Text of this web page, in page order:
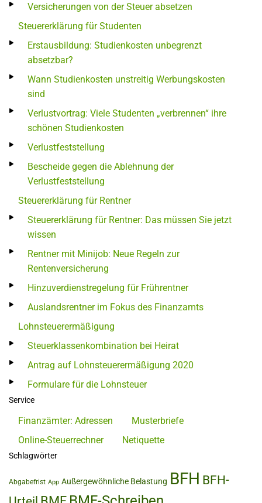
Versicherungen von der Steuer absetzen
Steuererklärung für Studenten
Erstausbildung: Studienkosten unbegrenzt
absetzbar?
Wann Studienkosten unstreitig Werbungskosten
sind
Verlustvortrag: Viele Studenten „verbrennen“ ihre
schönen Studienkosten
Verlustfeststellung
Bescheide gegen die Ablehnung der
Verlustfeststellung
Steuererklärung für Rentner
Steuererklärung für Rentner: Das müssen Sie jetzt
wissen
Rentner mit Minijob: Neue Regeln zur
Rentenversicherung
Hinzuverdienstregelung für Frührentner
Auslandsrentner im Fokus des Finanzamts
Lohnsteuerermäßigung
Steuerklassenkombination bei Heirat
Antrag auf Lohnsteuerermäßigung 2020
Formulare für die Lohnsteuer
Service
Finanzämter: Adressen
Musterbriefe
Online-Steuerrechner
Netiquette
Schlagwörter
Abgabefrist App Außergewöhnliche Belastung BFH BFH-